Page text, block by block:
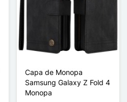
Capa de Monopa
Samsung Galaxy Z Fold 4
Monopa